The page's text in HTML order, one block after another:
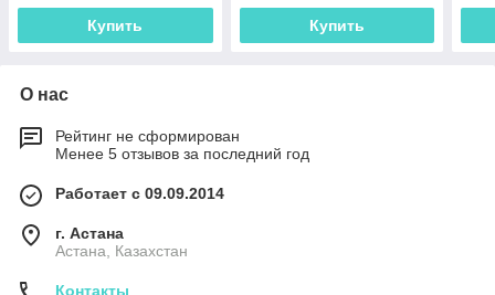
Купить Купить
О нас
Рейтинг не сформирован
Менее 5 отзывов за последний год
Работает с 09.09.2014
г. Астана
Астана, Казахстан
Контакты